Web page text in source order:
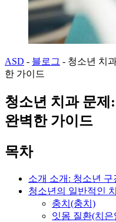
ASD - 블로그 - 청소년 치
한 가이드
청소년 치과 문
완벽한 가이드
목차
소개 소개: 청소년 구
청소년의 일반적인
충치(충치)
잇몸 질환(치